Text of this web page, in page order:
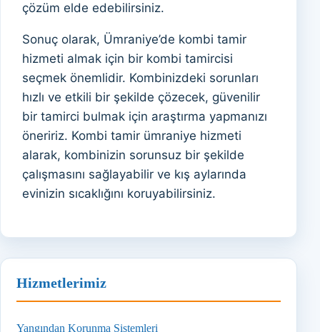
Hizmetlerimiz
Yangından Korunma Sistemleri
çözüm elde edebilirsiniz.
Sonuç olarak, Ümraniye’de kombi tamir
hizmeti almak için bir kombi tamircisi
seçmek önemlidir. Kombinizdeki sorunları
hızlı ve etkili bir şekilde çözecek, güvenilir
bir tamirci bulmak için araştırma yapmanızı
öneririz. Kombi tamir ümraniye hizmeti
alarak, kombinizin sorunsuz bir şekilde
çalışmasını sağlayabilir ve kış aylarında
evinizin sıcaklığını koruyabilirsiniz.